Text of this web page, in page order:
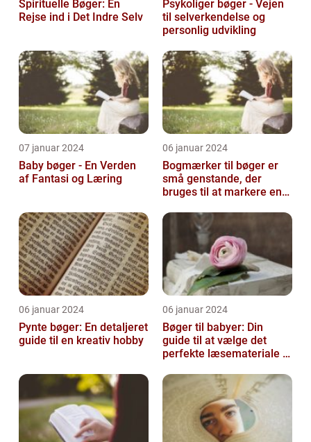
Spirituelle Bøger: En
Rejse ind i Det Indre Selv
Psykoliger bøger - Vejen
til selverkendelse og
personlig udvikling
07 januar 2024
Baby bøger - En Verden
af Fantasi og Læring
06 januar 2024
Bogmærker til bøger er
små genstande, der
bruges til at markere en
bog, så...
06 januar 2024
Pynte bøger: En detaljeret
guide til en kreativ hobby
06 januar 2024
Bøger til babyer: Din
guide til at vælge det
perfekte læsemateriale til